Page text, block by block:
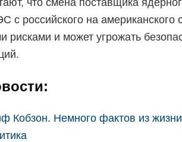
что смена поставщика
с российского на американского
рисками и может угрожать
Кобзон. Немного фактов из